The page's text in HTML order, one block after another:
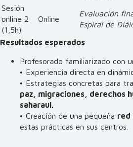
Sesión
online 2
(1,5h)
Online
Evaluación
Espiral de
Resultados esperados
Profesorado familiarizado con
• Experiencia directa en
• Estrategias concretas para
paz, migraciones, derechos
saharaui.
• Creación de una pequeña red
estas prácticas en sus centros.